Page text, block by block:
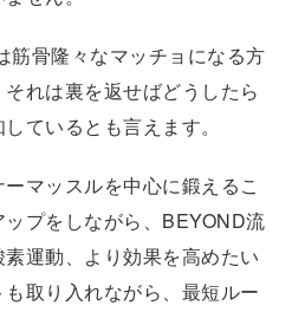
筋骨隆々なマッチョになる方
れは裏を返せばどうしたら
ているとも言えます。
マッスルを中心に鍛えるこ
プをしながら、BEYOND流
運動、より効果を高めたい
取り入れながら、最短ルー